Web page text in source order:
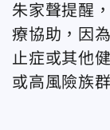
朱家聲提醒
療協助，因
止症或其他
或高風險族